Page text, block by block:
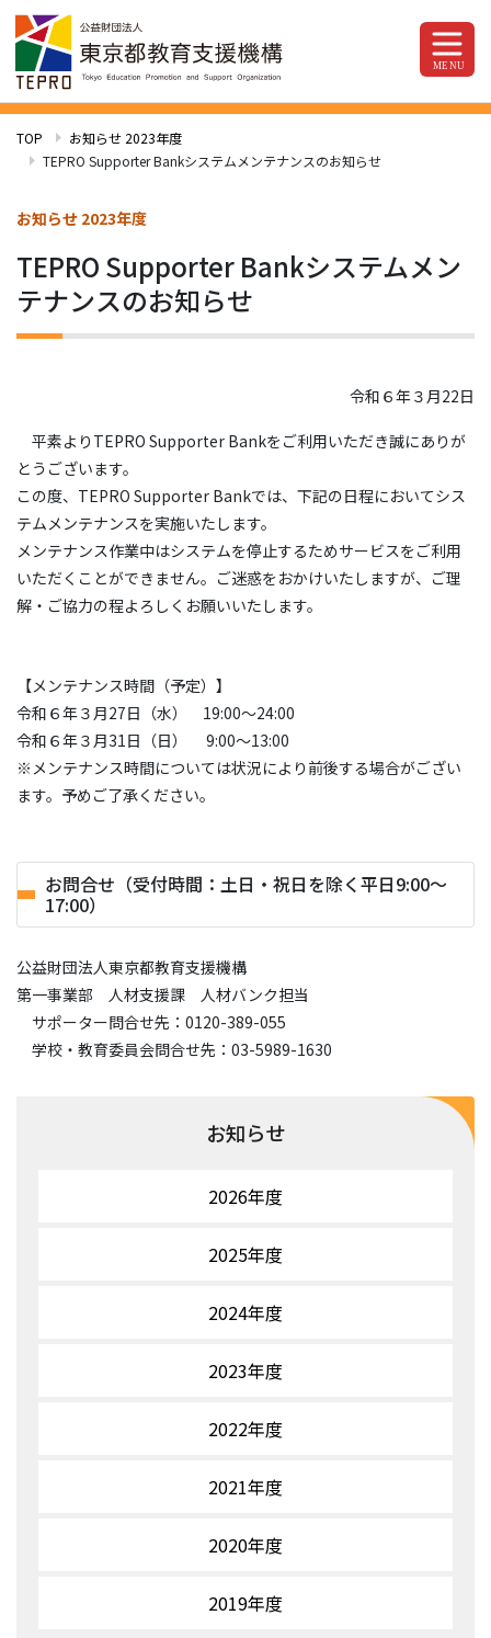
TOP
お知らせ 2023年度
TEPRO Supporter Bankシステムメンテナンスのお知らせ
お知らせ 2023年度
TEPRO Supporter Bankシステムメン
テナンスのお知らせ
令和６年３月22日
平素よりTEPRO Supporter Bankをご利用いただき誠にありが
とうございます。
この度、TEPRO Supporter Bankでは、下記の日程においてシス
テムメンテナンスを実施いたします。
メンテナンス作業中はシステムを停止するためサービスをご利用
いただくことができません。ご迷惑をおかけいたしますが、ご理
解・ご協力の程よろしくお願いいたします。
【メンテナンス時間（予定）】
令和６年３月27日（水） 19:00～24:00
令和６年３月31日（日） 9:00～13:00
※メンテナンス時間については状況により前後する場合がござい
ます。予めご了承ください。
お問合せ（受付時間：土日・祝日を除く平日9:00〜
17:00）
公益財団法人東京都教育支援機構
第一事業部 人材支援課 人材バンク担当
サポーター問合せ先：0120-389-055
学校・教育委員会問合せ先：03-5989-1630
お知らせ
2026年度
2025年度
2024年度
2023年度
2022年度
2021年度
2020年度
2019年度